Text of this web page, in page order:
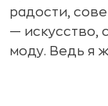
радости,
— искусство,
моду. Ведь я